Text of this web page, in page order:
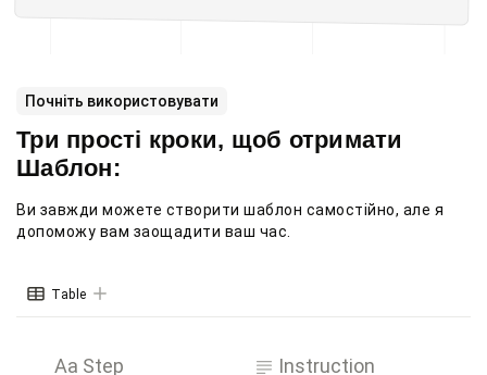
Почніть використовувати
Три прості кроки, щоб отримати
Шаблон:
Ви завжди можете створити шаблон самостійно, але я
допоможу вам заощадити ваш час.
Table
Aa Step Instruction